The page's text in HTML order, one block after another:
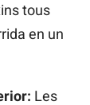
tous
en un
Les